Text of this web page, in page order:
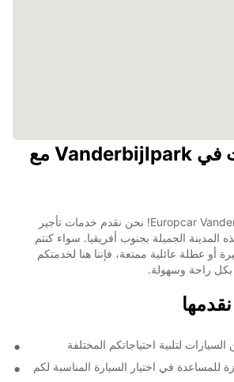
تأجير السيارات في Vanderbijlpark مع
مرحبًا بكم في Europcar Vanderbijlpark! نحن نقدم خدمات تأجير
المدينة الجميلة بجنوب أفريقيا. سواء كنتم
عطلة عائلية ممتعة، فإننا هنا لخدمتكم
بكل راحة وسهولة.
لتلبية احتياجاتكم المختلفة
للمساعدة في اختيار السيارة المناسبة لكم